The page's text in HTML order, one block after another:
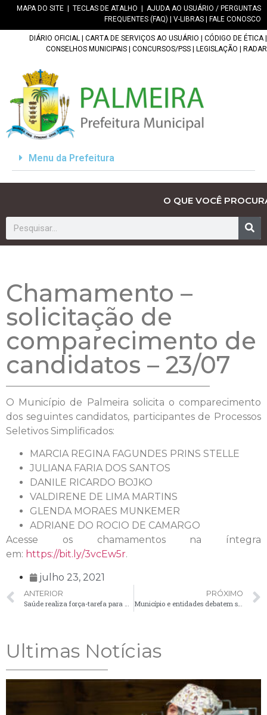
MAPA DO SITE TECLAS DE ATALHO
AJUDA AO USUÁRIO / PERGUNTAS
FREQUENTES (FAQ)
V-LIBRAS FALE CONOSCO
DIÁRIO OFICIAL CARTA DE SERVIÇOS AO USUÁRIO CÓDIGO DE ÉTICA|
CONSELHOS MUNICIPAIS
CONCURSOS/PSS LEGISLAÇÃO RADAR
Menu da Prefeitura
O QUE VOCÊ
Chamamento –
solicitação de
comparecimento de
candidatos – 23/07
O Município de Palmeira solicita o comparecimento
dos seguintes candidatos, participantes de Processos
Seletivos Simplificados:
MARCIA REGINA FAGUNDES PRINS STELLE
JULIANA FARIA DOS SANTOS
DANILE RICARDO BOJKO
VALDIRENE DE LIMA MARTINS
GLENDA MORAES MUNKEMER
ADRIANE DO ROCIO DE CAMARGO
Acesse os chamamentos na íntegra
em: https://bit.ly/3vcEw5r.
julho 23, 2021
ANTERIOR
PRÓXIMO
Município e entidades debatem sobre portaria Federal que pode afetar repasses de recursos
Ultimas Notícias